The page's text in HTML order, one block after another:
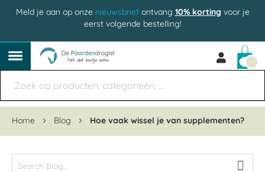
Meld je aan op onze nieuwsbriefontvang 10% korting voor je
eerst volgende bestelling!
Home Blog Hoe vaak wissel je van supplementen?